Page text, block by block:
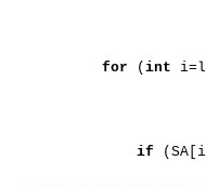
for ( int
if